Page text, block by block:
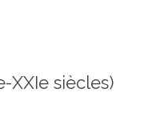
XXIe siècles)